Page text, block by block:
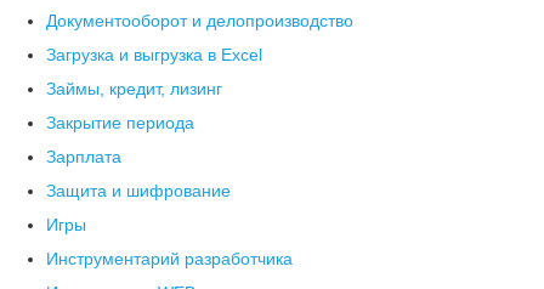
Документооборот и делопроизводство
Загрузка и выгрузка в Excel
Займы, кредит, лизинг
Закрытие периода
Зарплата
Защита и шифрование
Игры
Инструментарий разработчика